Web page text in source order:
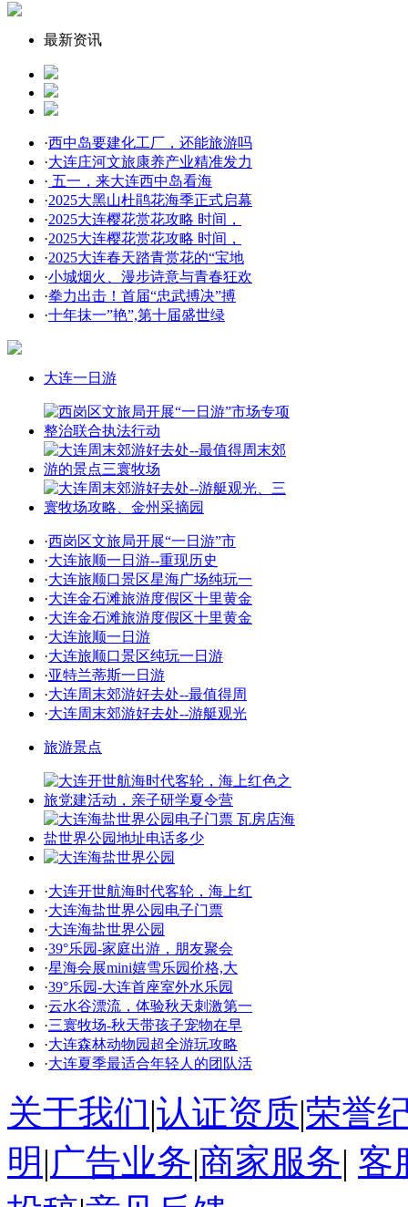
最新资讯
·西中岛要建化工厂，还能旅游吗
·大连庄河文旅康养产业精准发力
· 五一，来大连西中岛看海
·2025大黑山杜鹃花海季正式启幕
·2025大连樱花赏花攻略 时间，
·2025大连樱花赏花攻略 时间，
·2025大连春天踏青赏花的“宝地
·小城烟火、漫步诗意与青春狂欢
·拳力出击！首届“忠武搏决”搏
·十年抹一”艳”,第十届盛世绿
大连一日游
·西岗区文旅局开展“一日游”市
·大连旅顺一日游--重现历史
·大连旅顺口景区星海广场纯玩一
·大连金石滩旅游度假区十里黄金
·大连金石滩旅游度假区十里黄金
·大连旅顺一日游
·大连旅顺口景区纯玩一日游
·亚特兰蒂斯一日游
·大连周末郊游好去处--最值得周
·大连周末郊游好去处--游艇观光
旅游景点
·大连开世航海时代客轮，海上红
·大连海盐世界公园电子门票
·大连海盐世界公园
·39°乐园-家庭出游，朋友聚会
·星海会展mini嬉雪乐园价格,大
·39°乐园-大连首座室外水乐园
·云水谷漂流，体验秋天刺激第一
·三寰牧场-秋天带孩子宠物在早
·大连森林动物园超全游玩攻略
·大连夏季最适合年轻人的团队活
关于我们|认证资质|荣誉
明 |广告业务|商家服务| 客